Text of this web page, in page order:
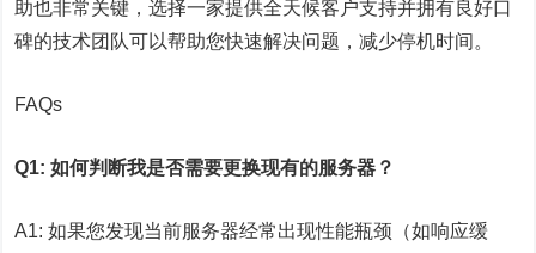
助也非常关键，选择一家提供全天候客户支持并拥有良好口
碑的技术团队可以帮助您快速解决问题，减少停机时间。
FAQs
Q1: 如何判断我是否需要更换现有的服务器？
A1: 如果您发现当前服务器经常出现性能瓶颈（如响应缓